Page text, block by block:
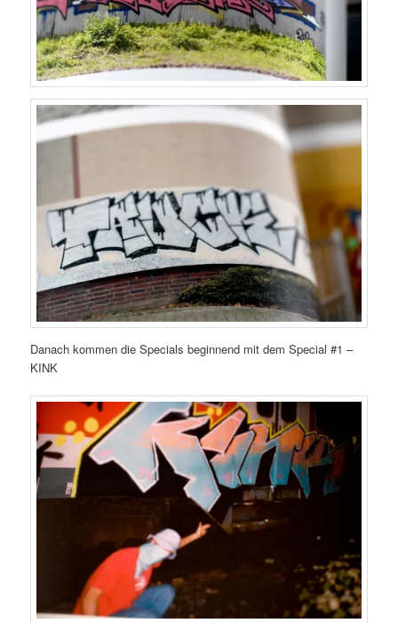
Danach kommen die Specials beginnend mit dem Special #1 –
KINK